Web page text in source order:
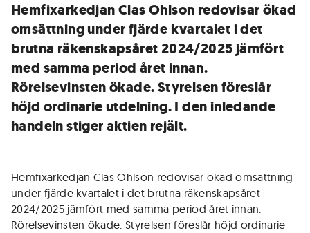
Hemfixarkedjan Clas Ohlson redovisar ökad
omsättning under fjärde kvartalet i det
brutna räkenskapsåret 2024/2025 jämfört
med samma period året innan.
Rörelsevinsten ökade. Styrelsen föreslår
höjd ordinarie utdelning. I den inledande
handeln stiger aktien rejält.
Hemfixarkedjan Clas Ohlson redovisar ökad omsättning
under fjärde kvartalet i det brutna räkenskapsåret
2024/2025 jämfört med samma period året innan.
Rörelsevinsten ökade. Styrelsen föreslår höjd ordinarie